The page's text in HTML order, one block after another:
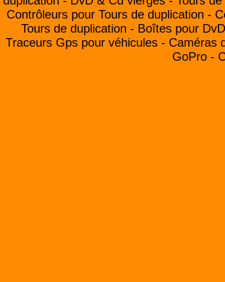
Contrôleurs pour Tours de duplication -
Tours de duplication - Boîtes pour
Traceurs Gps pour véhicules - Caméras
GoPro -